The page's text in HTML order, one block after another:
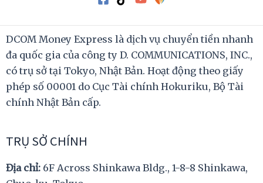
DCOM Money Express là dịch vụ chuyển tiền nhanh
đa quốc gia của công ty D. COMMUNICATIONS, INC.,
có trụ sở tại Tokyo, Nhật Bản. Hoạt động theo giấy
phép số 00001 do Cục Tài chính Hokuriku, Bộ Tài
chính Nhật Bản cấp.
TRỤ SỞ CHÍNH
Địa chỉ: 6F Across Shinkawa Bldg., 1-8-8 Shinkawa,